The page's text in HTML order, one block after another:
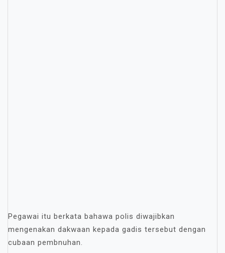
Pegawai itu berkata bahawa polis diwajibkan
mengenakan dakwaan kepada gadis tersebut dengan
cubaan pembnuhan.